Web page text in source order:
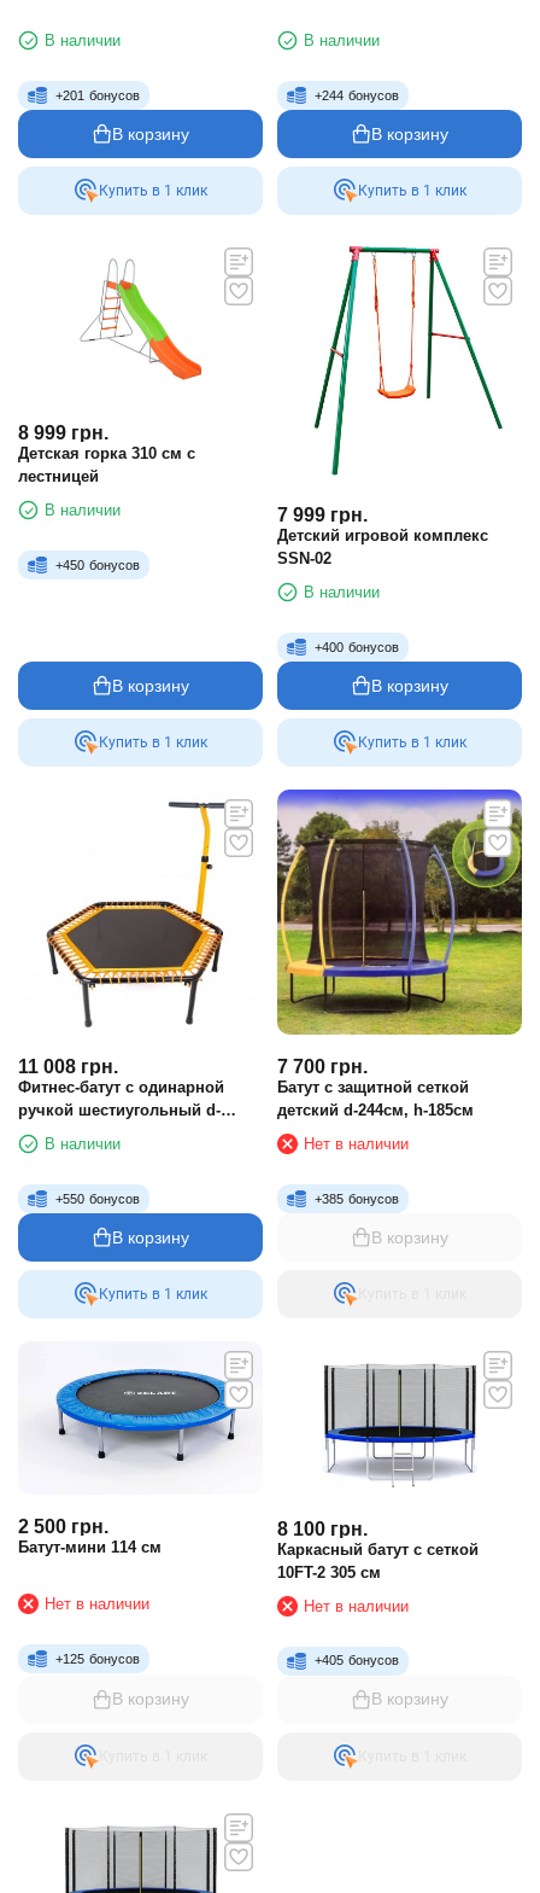
В наличии
+201 бонусов
В корзину
Купить в 1 клик
В наличии
+244 бонусов
В корзину
Купить в 1 клик
8 999 грн.
Детская горка 310 см с
лестницей
В наличии
+450 бонусов
В корзину
Купить в 1 клик
7 999 грн.
Детский игровой комплекс
SSN-02
В наличии
+400 бонусов
В корзину
Купить в 1 клик
11 008 грн.
Фитнес-батут с одинарной
ручкой шестиугольный d-
127см, черный-оранжевый
В наличии
+550 бонусов
В корзину
Купить в 1 клик
7 700 грн.
Батут с защитной сеткой
детский d-244см, h-185см
Нет в наличии
+385 бонусов
В корзину
Купить в 1 клик
2 500 грн.
Батут-мини 114 см
Нет в наличии
+125 бонусов
В корзину
8 100 грн.
Каркасный батут с сеткой
10FT-2 305 см
Нет в наличии
+405 бонусов
В корзину